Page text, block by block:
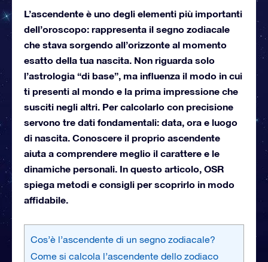
L’ascendente è uno degli elementi più importanti
dell’oroscopo: rappresenta il segno zodiacale
che stava sorgendo all’orizzonte al momento
esatto della tua nascita. Non riguarda solo
l’astrologia “di base”, ma influenza il modo in cui
ti presenti al mondo e la prima impressione che
susciti negli altri. Per calcolarlo con precisione
servono tre dati fondamentali: data, ora e luogo
di nascita. Conoscere il proprio ascendente
aiuta a comprendere meglio il carattere e le
dinamiche personali. In questo articolo, OSR
spiega metodi e consigli per scoprirlo in modo
affidabile.
Cos’è l’ascendente di un segno zodiacale?
Come si calcola l’ascendente dello zodiaco